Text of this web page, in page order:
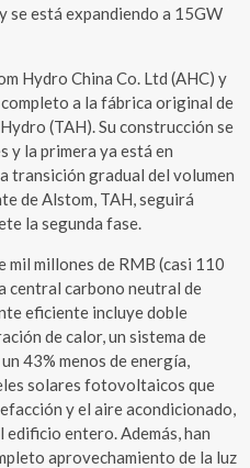
se está expandiendo a 15GW
Hydro China Co. Ltd (AHC) y
a la fábrica original de
(TAH). Su construcción se
y la primera ya está en
transición gradual del volumen
de Alstom, TAH, seguirá
la segunda fase.
mil millones de RMB (casi 110
central carbono neutral de
eficiente incluye doble
de calor, un sistema de
43% menos de energía,
solares fotovoltaicos que
y el aire acondicionado,
entero. Además, han
aprovechamiento de la luz